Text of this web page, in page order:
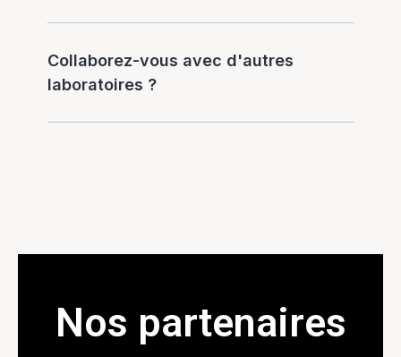
Collaborez-vous avec d'autres
laboratoires ?
Nos partenaires